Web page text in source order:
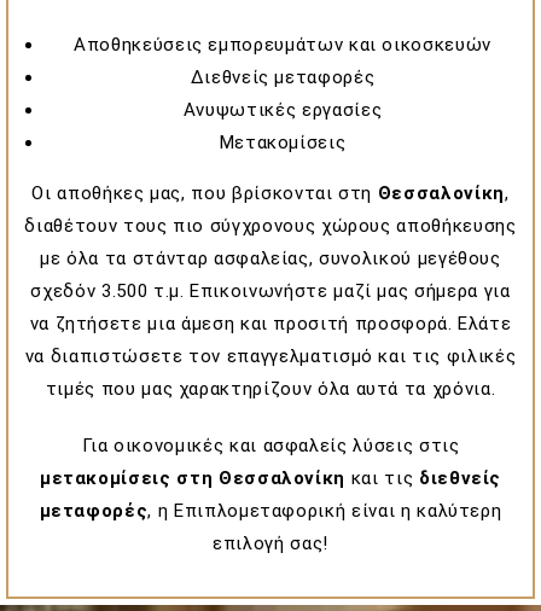
Αποθηκεύσεις εμπορευμάτων και οικοσκευών
Διεθνείς μεταφορές
Ανυψωτικές εργασίες
Μετακομίσεις
Οι αποθήκες μας, που βρίσκονται στη Θεσσαλονίκη,
διαθέτουν τους πιο σύγχρονους χώρους αποθήκευσης
με όλα τα στάνταρ ασφαλείας, συνολικού μεγέθους
σχεδόν 3.500 τ.μ. Επικοινωνήστε μαζί μας σήμερα για
να ζητήσετε μια άμεση και προσιτή προσφορά. Ελάτε
να διαπιστώσετε τον επαγγελματισμό και τις φιλικές
τιμές που μας χαρακτηρίζουν όλα αυτά τα χρόνια.
Για οικονομικές και ασφαλείς λύσεις στις
μετακομίσεις στη Θεσσαλονίκη και τις διεθνείς
μεταφορές, η Επιπλομεταφορική είναι η καλύτερη
επιλογή σας!